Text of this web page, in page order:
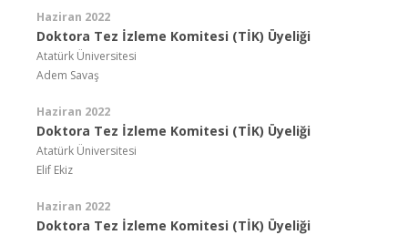
Haziran 2022
Doktora Tez İzleme Komitesi (TİK) Üyeliği
Atatürk Üniversitesi
Adem Savaş
Haziran 2022
Doktora Tez İzleme Komitesi (TİK) Üyeliği
Atatürk Üniversitesi
Elif Ekiz
Haziran 2022
Doktora Tez İzleme Komitesi (TİK) Üyeliği